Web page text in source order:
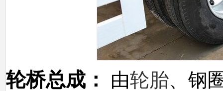
轮桥总成： 由轮胎、钢